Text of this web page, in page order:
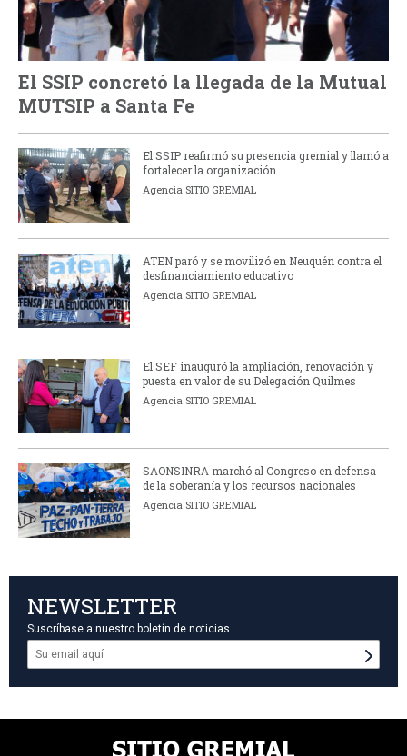
El SSIP concretó la llegada de la Mutual
MUTSIP a Santa Fe
El SSIP reafirmó su presencia gremial y llamó a
fortalecer la organización
Agencia SITIO GREMIAL
ATEN paró y se movilizó en Neuquén contra el
desfinanciamiento educativo
Agencia SITIO GREMIAL
El SEF inauguró la ampliación, renovación y
puesta en valor de su Delegación Quilmes
Agencia SITIO GREMIAL
SAONSINRA marchó al Congreso en defensa
de la soberanía y los recursos nacionales
Agencia SITIO GREMIAL
NEWSLETTER
Suscríbase a nuestro boletín de noticias